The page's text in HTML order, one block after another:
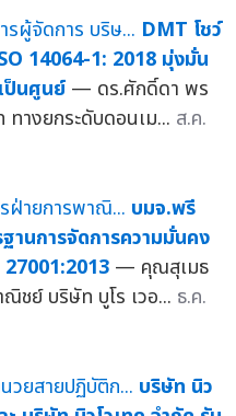
DMT โชว์
14064-1: 2018 มุ่งมั่น
ป็นศูนย์ — ดร.ศักดิ์ดา พร
างยกระดับดอนเม... ส.ค.
บมจ.พรี
านการจัดการความมั่นคง
— คุณสุเมธ
ชย์ บริษัท บูโร เวอ... ธ.ค.
บริษัท นิว